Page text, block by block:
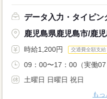
データ入力・タイピン
鹿児島県鹿児島市/鹿
時給1,200円 交通費全額支給
09：00〜17：00（実働
土曜日 日曜日 祝日
も